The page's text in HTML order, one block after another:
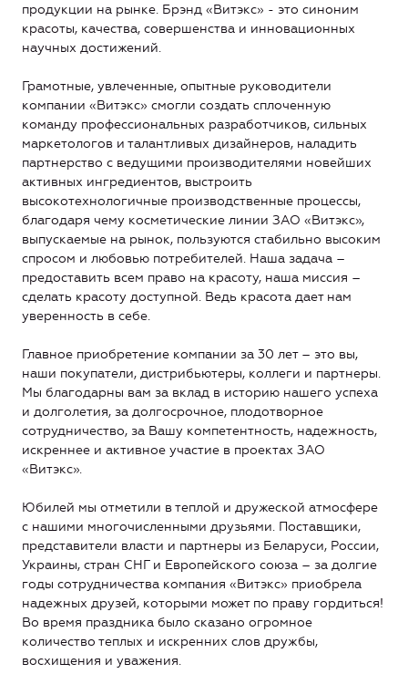
продукции на рынке. Брэнд «Витэкс» - это синоним
красоты, качества, совершенства и инновационных
научных достижений.
Грамотные, увлеченные, опытные руководители
компании «Витэкс» смогли создать сплоченную
команду профессиональных разработчиков, сильных
маркетологов и талантливых дизайнеров, наладить
партнерство с ведущими производителями новейших
активных ингредиентов, выстроить
высокотехнологичные производственные процессы,
благодаря чему косметические линии ЗАО «Витэкс»,
выпускаемые на рынок, пользуются стабильно высоким
спросом и любовью потребителей. Наша задача –
предоставить всем право на красоту, наша миссия –
сделать красоту доступной. Ведь красота дает нам
уверенность в себе.
Главное приобретение компании за 30 лет – это вы,
наши покупатели, дистрибьютеры, коллеги и партнеры.
Мы благодарны вам за вклад в историю нашего успеха
и долголетия, за долгосрочное, плодотворное
сотрудничество, за Вашу компетентность, надежность,
искреннее и активное участие в проектах ЗАО
«Витэкс».
Юбилей мы отметили в теплой и дружеской атмосфере
с нашими многочисленными друзьями. Поставщики,
представители власти и партнеры из Беларуси, России,
Украины, стран СНГ и Европейского союза – за долгие
годы сотрудничества компания «Витэкс» приобрела
надежных друзей, которыми может по праву гордиться!
Во время праздника было сказано огромное
количество теплых и искренних слов дружбы,
восхищения и уважения.